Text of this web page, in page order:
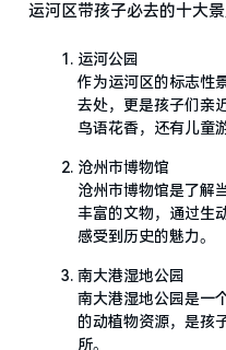
运河区带孩子必去的十大景
运河公园
作为运河区的标志性
去处，更是孩子们亲
鸟语花香，还有儿童
沧州市博物馆
沧州市博物馆是了解
丰富的文物，通过生
感受到历史的魅力。
南大港湿地公园
南大港湿地公园是一
的动植物资源，是孩
所。